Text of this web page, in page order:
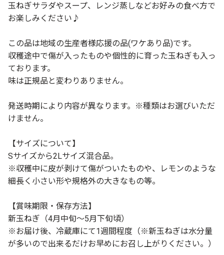
玉ねぎサラダやスープ、レンジ蒸しなどお好みの食べ方で
お楽しみください♪
この品は地域の生産者様応援の品(ワケあり品)です。
収穫途中で傷が入ったものや個性的に育った玉ねぎも入っ
ております。
味は正規品と変わりありません。
発送時期により内容が異なります。※種類はお選びいただ
けません。
【サイズについて】
Sサイズから2Lサイズ混合品。
※収穫中に皮が剥けて傷がついたものや、レモンのような
細長く小さい形や規格外の大きなもの等。
【賞味期限・保存方法】
新玉ねぎ（4月中旬～5月下旬頃）
※お届け後、冷蔵庫にて1週間程度（※新玉ねぎは水分量
が多いので出来るだけお早めにお召し上がりください。）